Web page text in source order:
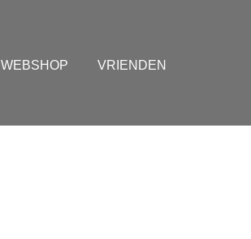
WEBSHOP VRIENDEN